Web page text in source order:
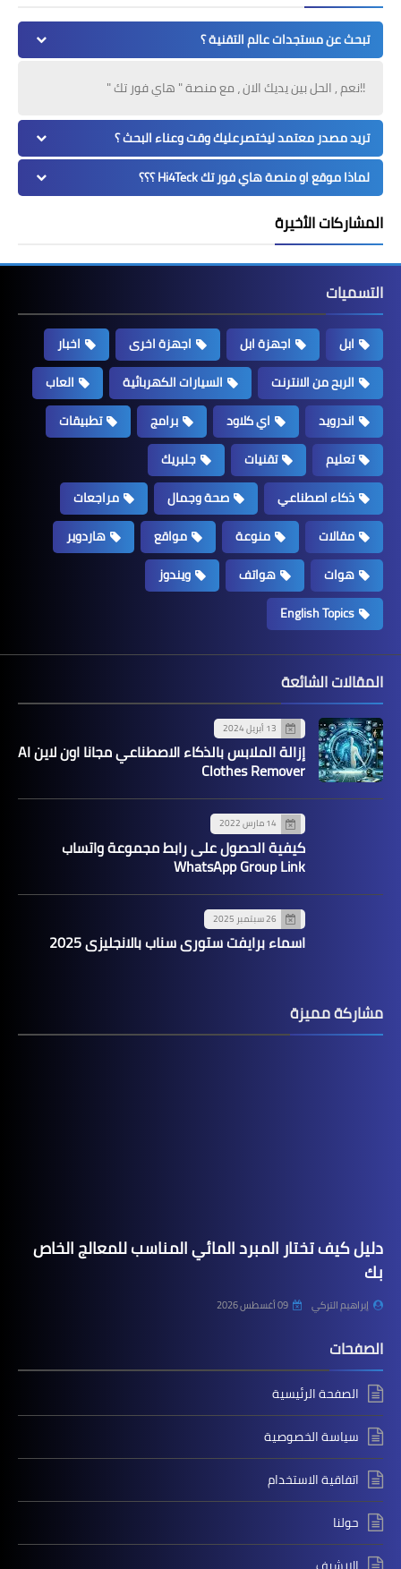
تبحث عن مستجدات عالم التقنية ؟
!!نعم , الحل بين يديك الان ، مع منصة " هاي فور تك "
تريد مصدر معتمد ليختصرعليك وقت وعناء البحث ؟
لماذا موقع او منصة هاي فور تك Hi4Teck ؟؟؟
المشاركات الأخيرة
التسميات
ابل اجهزة ابل اجهزة اخرى
اخبار
الربح من الانترنت
السيارات الكهربائية
العاب
اندرويد
اي كلاود برامج
تطبيقات
تعليم
تقنيات
جلبريك
ذكاء اصطناعي
صحة وجمال
مراجعات
مقالات
منوعة مواقع
هاردوير
هوات
هواتف
ويندوز
English Topics
المقالات الشائعة
13 أبريل 2024
إزالة الملابس بالذكاء الاصطناعي مجانا اون لاين AI
Clothes Remover
14 مارس 2022
كيفية الحصول على رابط مجموعة واتساب
WhatsApp Group Link
26 سبتمبر 2025
اسماء برايفت ستوري سناب بالانجليزي 2025
مشاركة مميزة
دليل كيف تختار المبرد المائي المناسب للمعالج الخاص
بك
إبراهيم التركي 09 أغسطس 2026
الصفحات
الصفحة الرئيسية
سياسة الخصوصية
اتفاقية الاستخدام
حولنا